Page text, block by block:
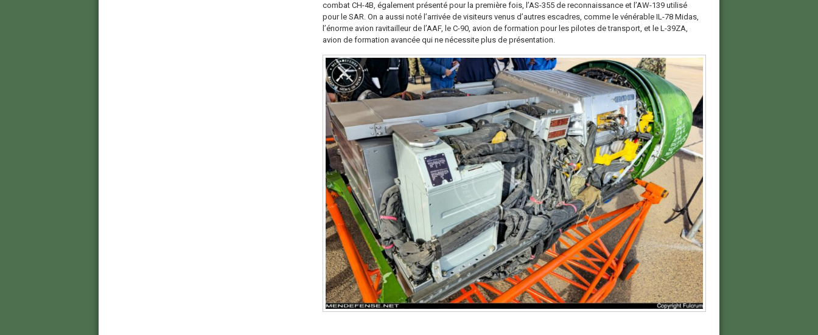
combat CH-4B, également présenté pour la première fois, l’AS-355 de reconnaissance et l’AW-139 utilisé
pour le SAR. On a aussi noté l’arrivée de visiteurs venus d’autres escadres, comme le vénérable IL-78 Midas,
l’énorme avion ravitailleur de l’AAF, le C-90, avion de formation pour les pilotes de transport, et le L-39ZA,
avion de formation avancée qui ne nécessite plus de présentation.